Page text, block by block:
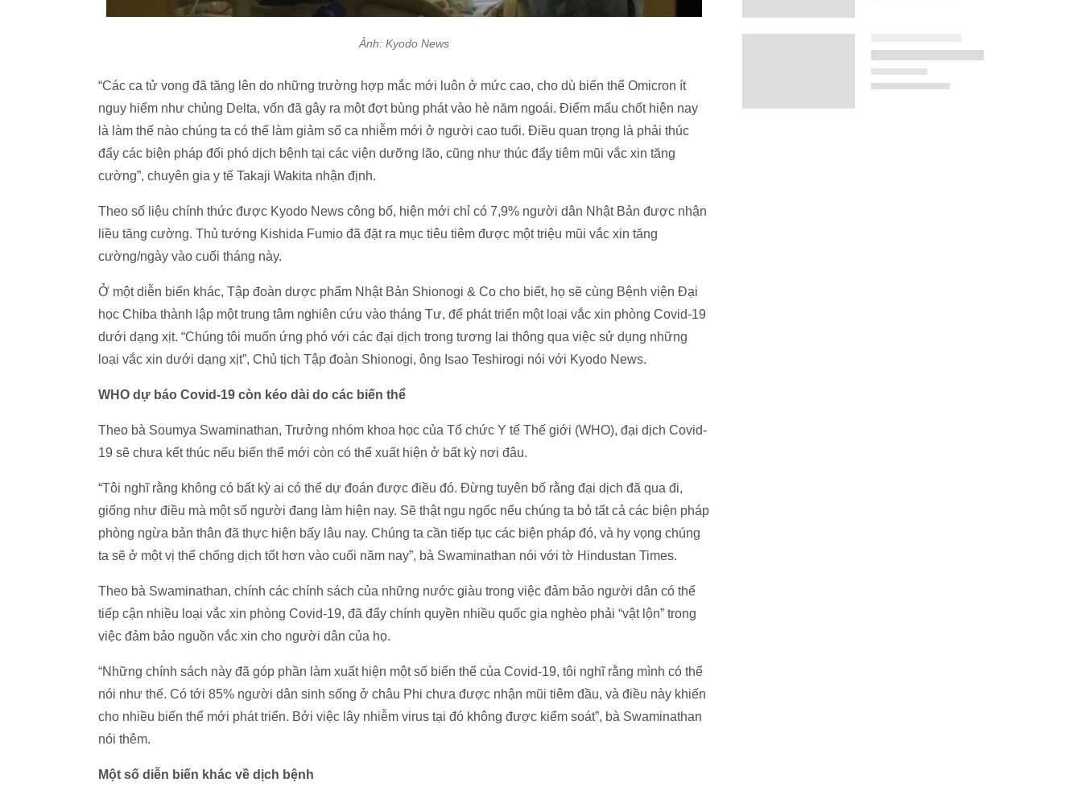
Ảnh: Kyodo News
“Các ca tử vong đã tăng lên do những trường hợp mắc mới luôn ở mức cao, cho dù biến thể Omicron ít
nguy hiểm như chủng Delta, vốn đã gây ra một đợt bùng phát vào hè năm ngoái. Điểm mấu chốt hiện nay
là làm thế nào chúng ta có thể làm giảm số ca nhiễm mới ở người cao tuổi. Điều quan trọng là phải thúc
đẩy các biện pháp đối phó dịch bệnh tại các viện dưỡng lão, cũng như thúc đẩy tiêm mũi vắc xin tăng
cường”, chuyên gia y tế Takaji Wakita nhận định.
Theo số liệu chính thức được Kyodo News công bố, hiện mới chỉ có 7,9% người dân Nhật Bản được nhận
liều tăng cường. Thủ tướng Kishida Fumio đã đặt ra mục tiêu tiêm được một triệu mũi vắc xin tăng
cường/ngày vào cuối tháng này.
Ở một diễn biến khác, Tập đoàn dược phẩm Nhật Bản Shionogi & Co cho biết, họ sẽ cùng Bệnh viện Đại
học Chiba thành lập một trung tâm nghiên cứu vào tháng Tư, để phát triển một loại vắc xin phòng Covid-19
dưới dạng xịt. “Chúng tôi muốn ứng phó với các đại dịch trong tương lai thông qua việc sử dụng những
loại vắc xin dưới dạng xịt”, Chủ tịch Tập đoàn Shionogi, ông Isao Teshirogi nói với Kyodo News.
WHO dự báo Covid-19 còn kéo dài do các biến thể
Theo bà Soumya Swaminathan, Trưởng nhóm khoa học của Tổ chức Y tế Thế giới (WHO), đại dịch Covid-
19 sẽ chưa kết thúc nếu biến thể mới còn có thể xuất hiện ở bất kỳ nơi đâu.
“Tôi nghĩ rằng không có bất kỳ ai có thể dự đoán được điều đó. Đừng tuyên bố rằng đại dịch đã qua đi,
giống như điều mà một số người đang làm hiện nay. Sẽ thật ngu ngốc nếu chúng ta bỏ tất cả các biện pháp
phòng ngừa bản thân đã thực hiện bấy lâu nay. Chúng ta cần tiếp tục các biện pháp đó, và hy vọng chúng
ta sẽ ở một vị thế chống dịch tốt hơn vào cuối năm nay”, bà Swaminathan nói với tờ Hindustan Times.
Theo bà Swaminathan, chính các chính sách của những nước giàu trong việc đảm bảo người dân có thể
tiếp cận nhiều loại vắc xin phòng Covid-19, đã đẩy chính quyền nhiều quốc gia nghèo phải “vật lộn” trong
việc đảm bảo nguồn vắc xin cho người dân của họ.
“Những chính sách này đã góp phần làm xuất hiện một số biến thể của Covid-19, tôi nghĩ rằng mình có thể
nói như thế. Có tới 85% người dân sinh sống ở châu Phi chưa được nhận mũi tiêm đầu, và điều này khiến
cho nhiều biến thể mới phát triển. Bởi việc lây nhiễm virus tại đó không được kiểm soát”, bà Swaminathan
nói thêm.
Một số diễn biến khác về dịch bệnh